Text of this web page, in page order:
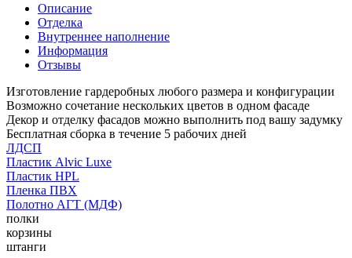
Описание
Отделка
Внутреннее наполнение
Информация
Отзывы
Изготовление гардеробных любого размера и конфигурации
Возможно сочетание нескольких цветов в одном фасаде
Декор и отделку фасадов можно выполнить под вашу задумку
Бесплатная сборка в течение 5 рабочих дней
ЛДСП
Пластик Alvic Luxe
Пластик HPL
Пленка ПВХ
Полотно АГТ (МДФ)
полки
корзины
штанги